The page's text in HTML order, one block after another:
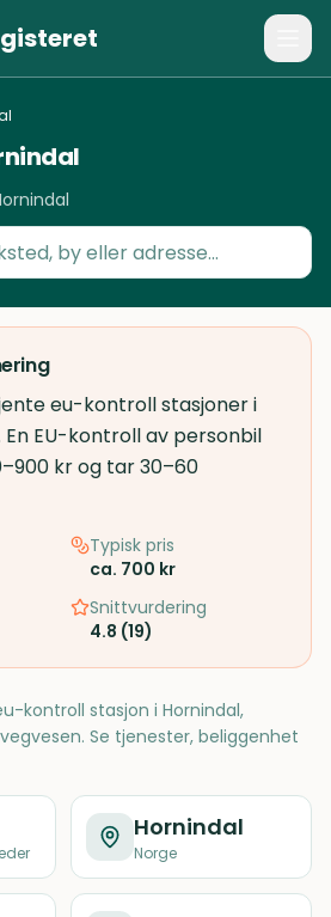
eu-kontroll stasjoner i
EU-kontroll av personbil
kr og tar 30–60
Typisk pris
ca. 700 kr
Snittvurdering
4.8 (19)
kontroll stasjon i Hornindal,
Se tjenester, beliggenhet
Hornindal
Norge